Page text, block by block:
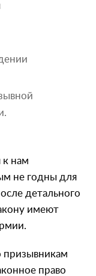
к нам
не годны для
детального
имеют
призывникам
право